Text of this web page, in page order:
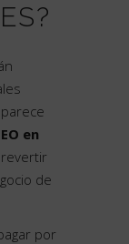
en
de
por